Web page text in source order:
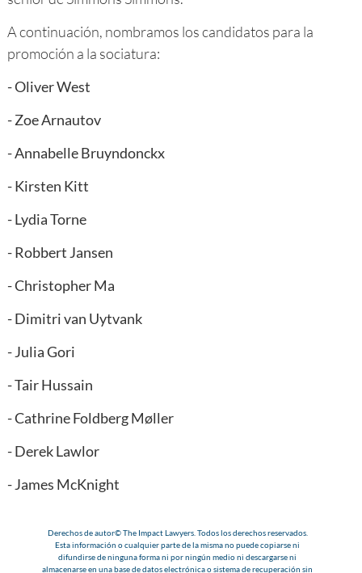
A continuación, nombramos los candidatos para la
promoción a la sociatura:
-Oliver West
-Zoe Arnautov
-Annabelle Bruyndonckx
-Kirsten Kitt
-Lydia Torne
-Robbert Jansen
-Christopher Ma
-Dimitri van Uytvank
-Julia Gori
-Tair Hussain
-Cathrine Foldberg Møller
-Derek Lawlor
-James McKnight
Derechos de autor© The Impact Lawyers. Todos los derechos reservados.
Esta información o cualquier parte de la misma no puede copiarse ni
difundirse de ninguna forma ni por ningún medio ni descargarse ni
almacenarse en una base de datos electrónica o sistema de recuperación sin